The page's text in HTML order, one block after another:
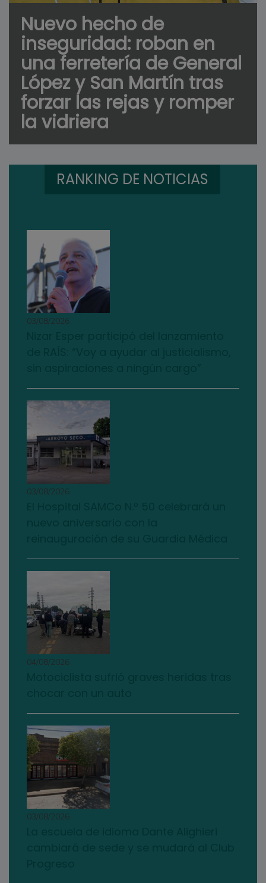
Nuevo hecho de
inseguridad: roban en
una ferretería de General
López y San Martín tras
forzar las rejas y romper
la vidriera
RANKING DE NOTICIAS
03/08/2026
03/08/2026
04/08/2026
03/08/2026